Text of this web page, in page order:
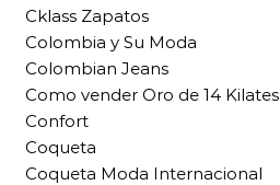
Cklass Zapatos
Colombia y Su Moda
Colombian Jeans
Como vender Oro de 14 Kilates
Confort
Coqueta
Coqueta Moda Internacional